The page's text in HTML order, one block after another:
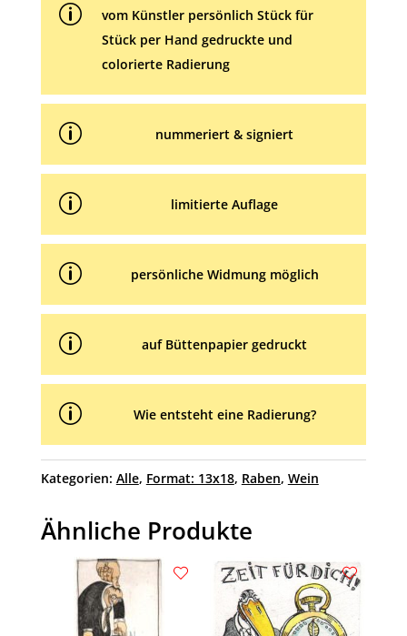
p
vom Künstler persönlich Stück für
Stück per Hand gedruckte und
colorierte Radierung
p nummeriert & signiert
p limitierte Auflage
p persönliche Widmung möglich
p auf Büttenpapier gedruckt
p Wie entsteht eine Radierung?
Kategorien: Alle, Format: 13x18, Raben, Wein
Ähnliche Produkte